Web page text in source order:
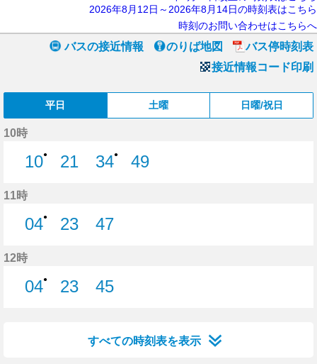
2026年8月12日～2026年8月14日の時刻表はこちら
時刻のお問い合わせはこちらへ
バスの接近情報 のりば地図
バス停時刻表
接近情報コード印刷
平日 土曜 日曜/祝日
10時
10●
21
34●
49
11時
04●
23
47
12時
04●
23
45
すべての時刻表を表示